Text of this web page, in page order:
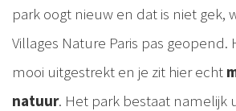
park oogt nieuw en dat is niet gek,
Villages Nature Paris pas geopend.
mooi uitgestrekt en je zit hier echt
natuur. Het park bestaat namelijk